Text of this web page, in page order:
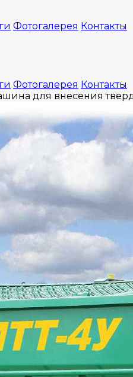
Фотогалерея Контакты
Фотогалерея Контакты
для внесения